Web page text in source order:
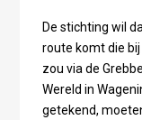
De stichting wil
route komt die
zou via de
Wereld in
getekend,